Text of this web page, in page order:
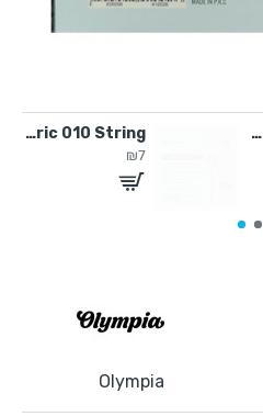
Acoustic / Electric 009 String
Acoustic / Electric 010 String
₪7
Olympia